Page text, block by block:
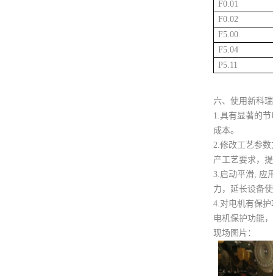
F0.01
F0.02
F5.00
F5.04
P5.11
六、使用新科
1.具有显著的
成本。
2.修改工艺参
产工艺要求，
3.启动平滑, 应
力，延长设备
4.对电机有保
电机保护功能
现场图片：